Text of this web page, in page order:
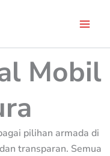
Mobil
pilihan armada di
transparan. Semua